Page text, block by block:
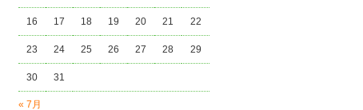
« 7月
16 17 18 19 20 21 22
23 24 25 26 27 28 29
30 31